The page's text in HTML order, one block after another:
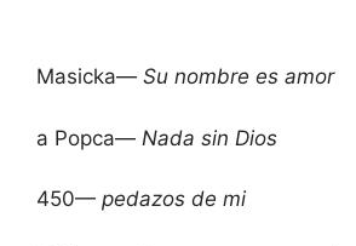
Masicka— Su nombre es amor
a Popca— Nada sin Dios
450— pedazos de mi